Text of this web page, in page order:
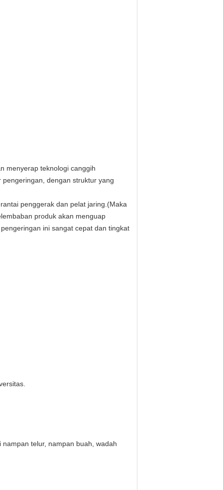
menyerap teknologi canggih
dengan struktur yang
penggerak dan pelat jaring.(Maka
produk akan menguap
ini sangat cepat dan tingkat
telur, nampan buah, wadah